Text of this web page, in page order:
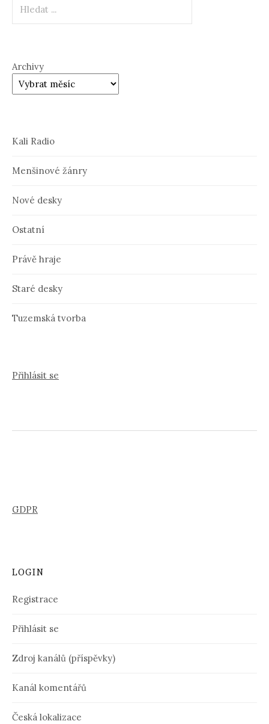
Archivy
Kali Radio
Menšinové žánry
Nové desky
Ostatní
Právě hraje
Staré desky
Tuzemská tvorba
Přihlásit se
GDPR
LOGIN
Registrace
Přihlásit se
Zdroj kanálů (příspěvky)
Kanál komentářů
Česká lokalizace